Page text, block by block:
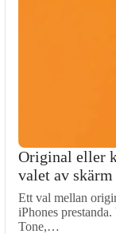
Original eller
valet av skärm
Ett val mellan
iPhones
Tone,…